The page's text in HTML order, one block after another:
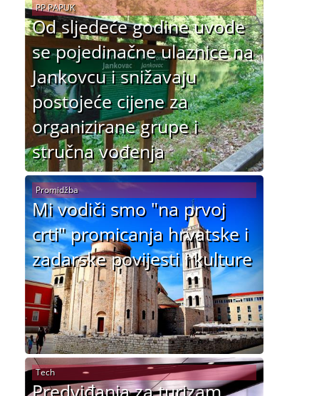
Od sljedeće godine uvode
se pojedinačne ulaznice na
Jankovcu i snižavaju
postojeće cijene za
organizirane grupe i
stručna vođenja
PP PAPUK
Mi vodiči smo "na prvoj
crti" promicanja hrvatske i
zadarske povijesti i kulture
Promidžba
Tech